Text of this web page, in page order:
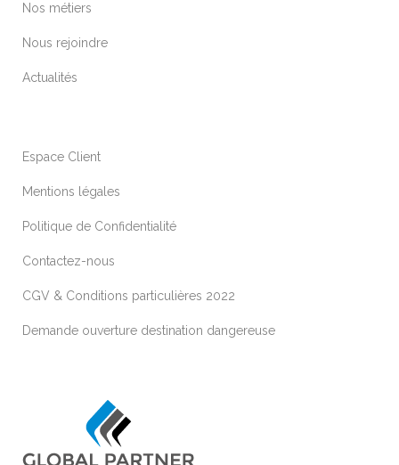
Nos métiers
Nous rejoindre
Actualités
Espace Client
Mentions légales
Politique de Confidentialité
Contactez-nous
CGV & Conditions particulières 2022
Demande ouverture destination dangereuse